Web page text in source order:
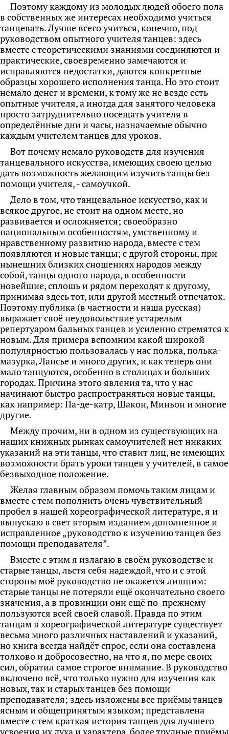
Поэтому каждому из молодых людей обоего пола
в собственных же интересах необходимо учиться
танцевать. Лучше всего учиться, конечно, под
руководством опытного учителя танцев: здесь
вместе с теоретическими знаниями соединяются и
практические, своевременно замечаются и
исправляются недостатки, даются конкретные
образцы хорошего исполнения танца. Но это стоит
немало денег и времени, к тому же не везде есть
опытные учителя, а иногда для занятого человека
просто затруднительно посещать учителя в
определённые дни и часы, назначаемые обычно
каждым учителем танцев для уроков.
Вот почему немало руководств для изучения
танцевального искусства, имеющих своею целью
дать возможность желающим изучить танцы без
помощи учителя, - самоучкой.
Дело в том, что танцевальное искусство, как и
всякое другое, не стоит на одном месте,но
развивается и осложняется; своеобразно
национальным особенностям, умственному и
нравственному развитию народа, вместе с тем
появляются и новые танцы; с другой стороны, при
нынешних близких сношениях народов между
собой, танцы одного народа, в особенности
новейшие, сплошь и рядом переходят к другому,
принимая здесь тот, или другой местный отпечаток.
Поэтому публика (в частности и наша русская)
выражает своё неудовольствие устарелым
репертуаром бальных танцев и усиленно стремятся к
новым. Для примера вспомним какой широкой
популярностью пользовалась у нас полька, полька-
мазурка, Лансье и много других, и как теперь они
мало танцуются, особенно в столицах и больших
городах. Причина этого явления та, что у нас
начинают быстро распространяться новые танцы,
как например: Па-де-катр, Шакон, Миньон и многие
другие.
Между прочим, ни в одном из существующих на
наших книжных рынках самоучителей нет никаких
указаний на эти танцы, что ставит лиц, не имеющих
возможности брать уроки танцев у учителей, в самое
безвыходное положение.
Желая главным образом помочь таким лицам и
вместе с тем пополнить очень чувствительный
пробел в нашей хореографической литературе, я и
выпускаю в свет вторымизданием дополненное и
исправленное „руководство к изучению танцев без
помощи преподавателя”.
Вместе с этим я излагаю в своём руководстве и
старые танцы, льстя себя надеждой, что и с этой
стороны моё руководство не окажется лишним:
старые танцы не потеряли ещё окончательно своего
значения, а в провинции они ещё по-прежнему
пользуются всей своей славой. Правда по этим
танцам в хореографической литературе существует
весьма много различных наставлений и указаний,
но книга всегда найдёт спрос, если она составлена
толково и добросовестно, на что я, по мере своих
сил, обратил самое строгое внимание. В руководство
включено всё, что только нужно для изучения как
новых, так и старых танцев без помощи
преподавателя; здесь изложены все приёмы танцев
ясным и общепринятым языком; представлена
вместе с тем краткая история танцев для лучшего